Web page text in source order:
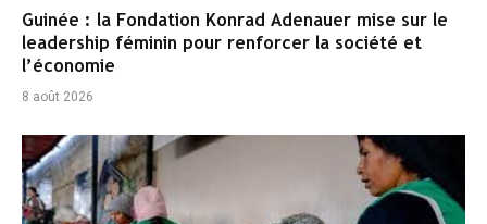
Guinée : la Fondation Konrad Adenauer mise sur le
leadership féminin pour renforcer la société et
l’économie
8 août 2026